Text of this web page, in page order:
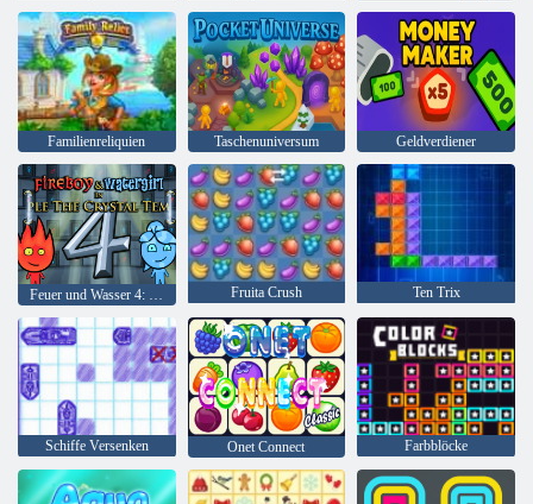
Familienreliquien Taschenuniversum Geldverdiener
Fruita Crush Ten Trix
Schiffe Versenken Onet Connect Farbblöcke